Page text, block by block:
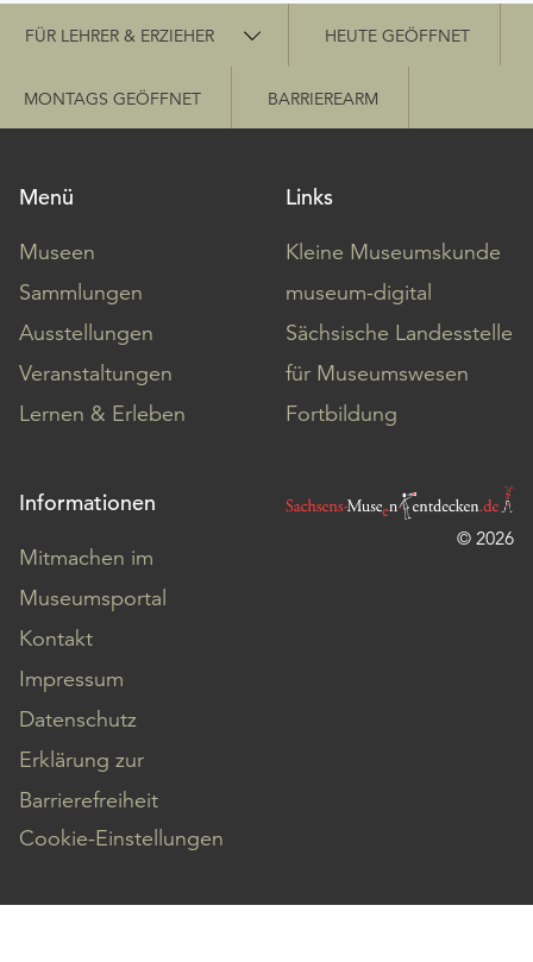
Schnellzugriff
FÜR LEHRER & ERZIEHER HEUTE GEÖFFNET
MONTAGS GEÖFFNET BARRIEREARM
Menü
Museen
Sammlungen
Ausstellungen
Veranstaltungen
Lernen & Erleben
Links
Kleine Museumskunde
museum-digital
Sächsische Landesstelle
für Museumswesen
Fortbildung
Informationen
Mitmachen im
Museumsportal
Kontakt
Impressum
Datenschutz
Erklärung zur
Barrierefreiheit
Cookie-Einstellungen
© 2026